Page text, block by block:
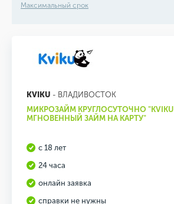
Максимальный срок
KVIKU - ВЛАДИВОСТОК
МИКРОЗАЙМ КРУГЛОСУТОЧНО "KVIKU
МГНОВЕННЫЙ ЗАЙМ НА КАРТУ"
с 18 лет
24 часа
онлайн заявка
справки не нужны